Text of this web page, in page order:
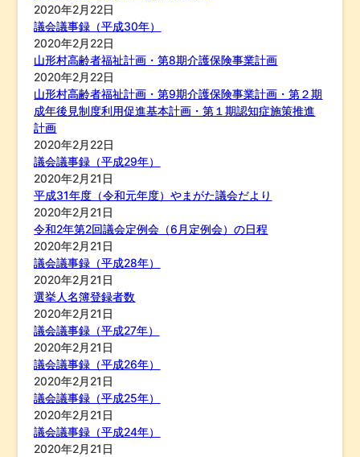
2020年2月22日
議会議事録（平成30年）
2020年2月22日
山形村高齢者福祉計画・第8期介護保険事業計画
2020年2月22日
山形村高齢者福祉計画・第9期介護保険事業計画・第２期
成年後見制度利用促進基本計画・第１期認知症施策推進
計画
2020年2月22日
議会議事録（平成29年）
2020年2月21日
平成31年度（令和元年度）やまがた議会だより
2020年2月21日
令和2年第2回議会定例会（6月定例会）の日程
2020年2月21日
議会議事録（平成28年）
2020年2月21日
選挙人名簿登録者数
2020年2月21日
議会議事録（平成27年）
2020年2月21日
議会議事録（平成26年）
2020年2月21日
議会議事録（平成25年）
2020年2月21日
議会議事録（平成24年）
2020年2月21日